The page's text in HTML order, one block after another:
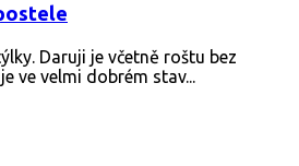
Daruji je včetně roštu bez
ve velmi dobrém stav...